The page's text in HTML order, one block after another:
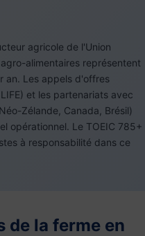
agricole de l'Union
alimentaires représentent
an. Les appels d'offres
et les partenariats avec
Zélande, Canada, Brésil)
opérationnel. Le TOEIC 785+
à responsabilité dans ce
de la ferme en